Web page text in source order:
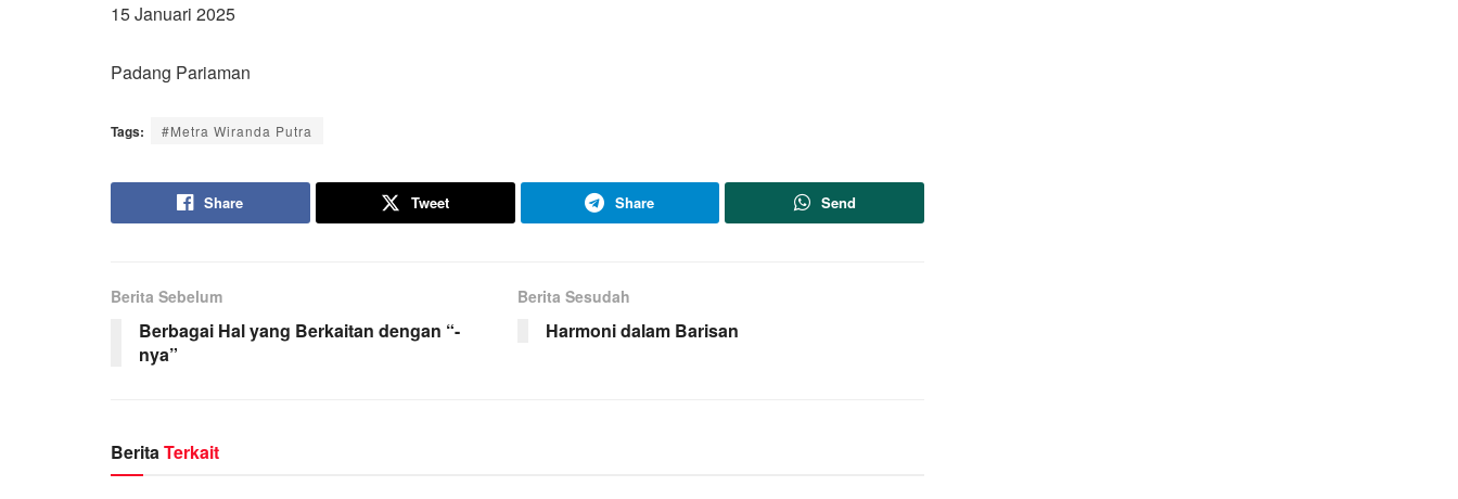
15 Januari 2025
Padang Pariaman
Tags: #Metra Wiranda Putra
Share Tweet Share Send
Berita Sebelum
Berbagai Hal yang Berkaitan dengan “-
nya”
Berita Sesudah
Harmoni dalam Barisan
BeritaTerkait